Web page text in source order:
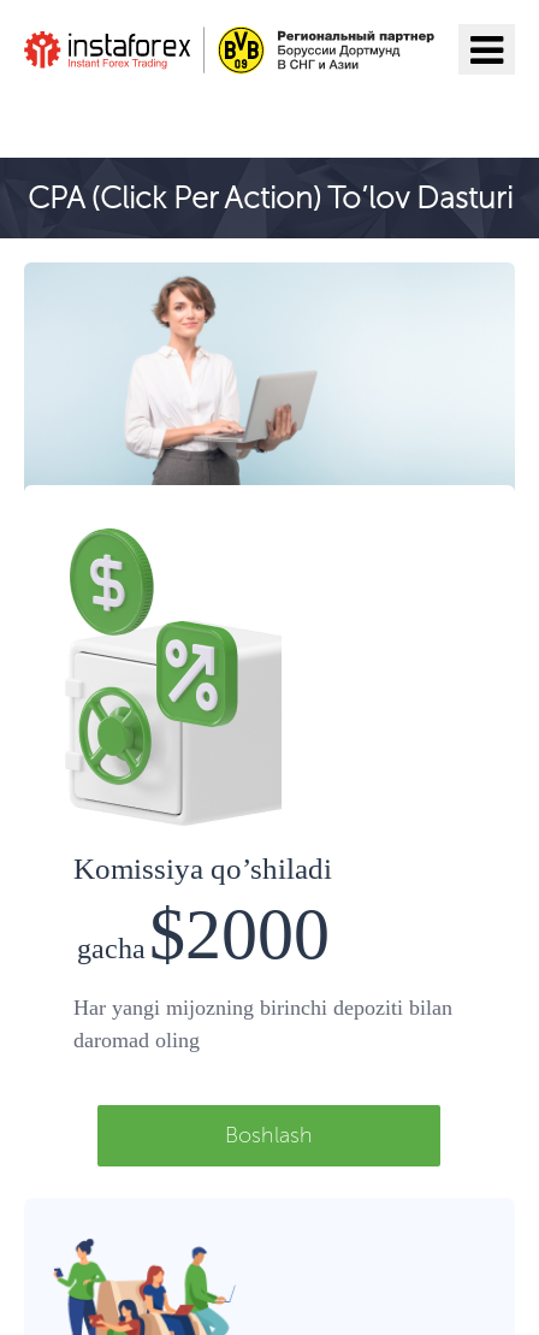
CPA (Click Per Action) To’lov Dasturi
Komissiya qo’shiladi
gacha $2000
Har yangi mijozning birinchi depoziti bilan
daromad oling
Boshlash